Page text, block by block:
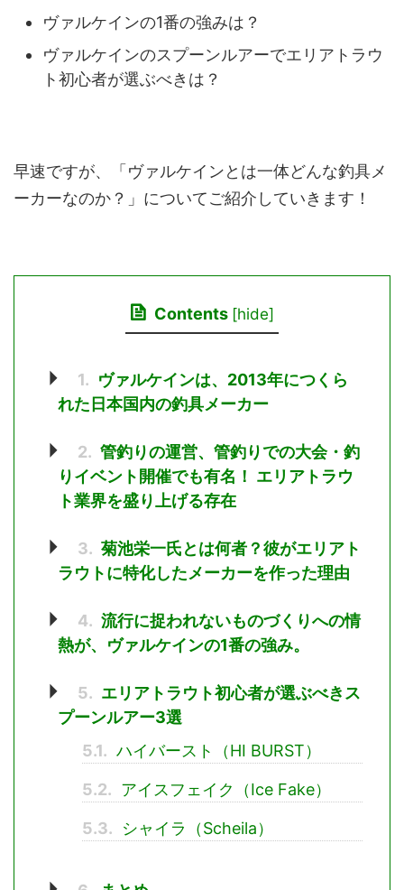
ヴァルケインの1番の強みは？
ヴァルケインのスプーンルアーでエリアトラウ
ト初心者が選ぶべきは？
早速ですが、「ヴァルケインとは一体どんな釣具メ
ーカーなのか？」についてご紹介していきます！
Contents [hide]
1. ヴァルケインは、2013年につくら
れた日本国内の釣具メーカー
2. 管釣りの運営、管釣りでの大会・釣
りイベント開催でも有名！ エリアトラウ
ト業界を盛り上げる存在
3. 菊池栄一氏とは何者？彼がエリアト
ラウトに特化したメーカーを作った理由
4. 流行に捉われないものづくりへの情
熱が、ヴァルケインの1番の強み。
5. エリアトラウト初心者が選ぶべきス
プーンルアー3選
5.1. ハイバースト（HI BURST）
5.2. アイスフェイク（Ice Fake）
5.3. シャイラ（Scheila）